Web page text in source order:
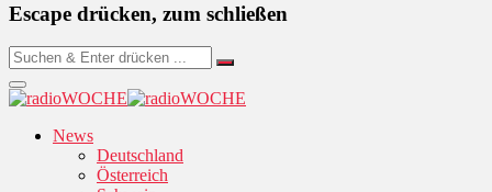
Escape drücken, zum schließen
News
Deutschland
Österreich